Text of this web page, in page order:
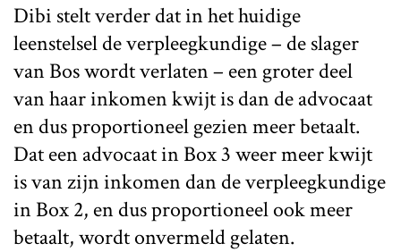
Dibi stelt verder dat in het huidige
leenstelsel de verpleegkundige – de slager
van Bos wordt verlaten – een groter deel
van haar inkomen kwijt is dan de advocaat
en dus proportioneel gezien meer betaalt.
Dat een advocaat in Box 3 weer meer kwijt
is van zijn inkomen dan de verpleegkundige
in Box 2, en dus proportioneel ook meer
betaalt, wordt onvermeld gelaten.